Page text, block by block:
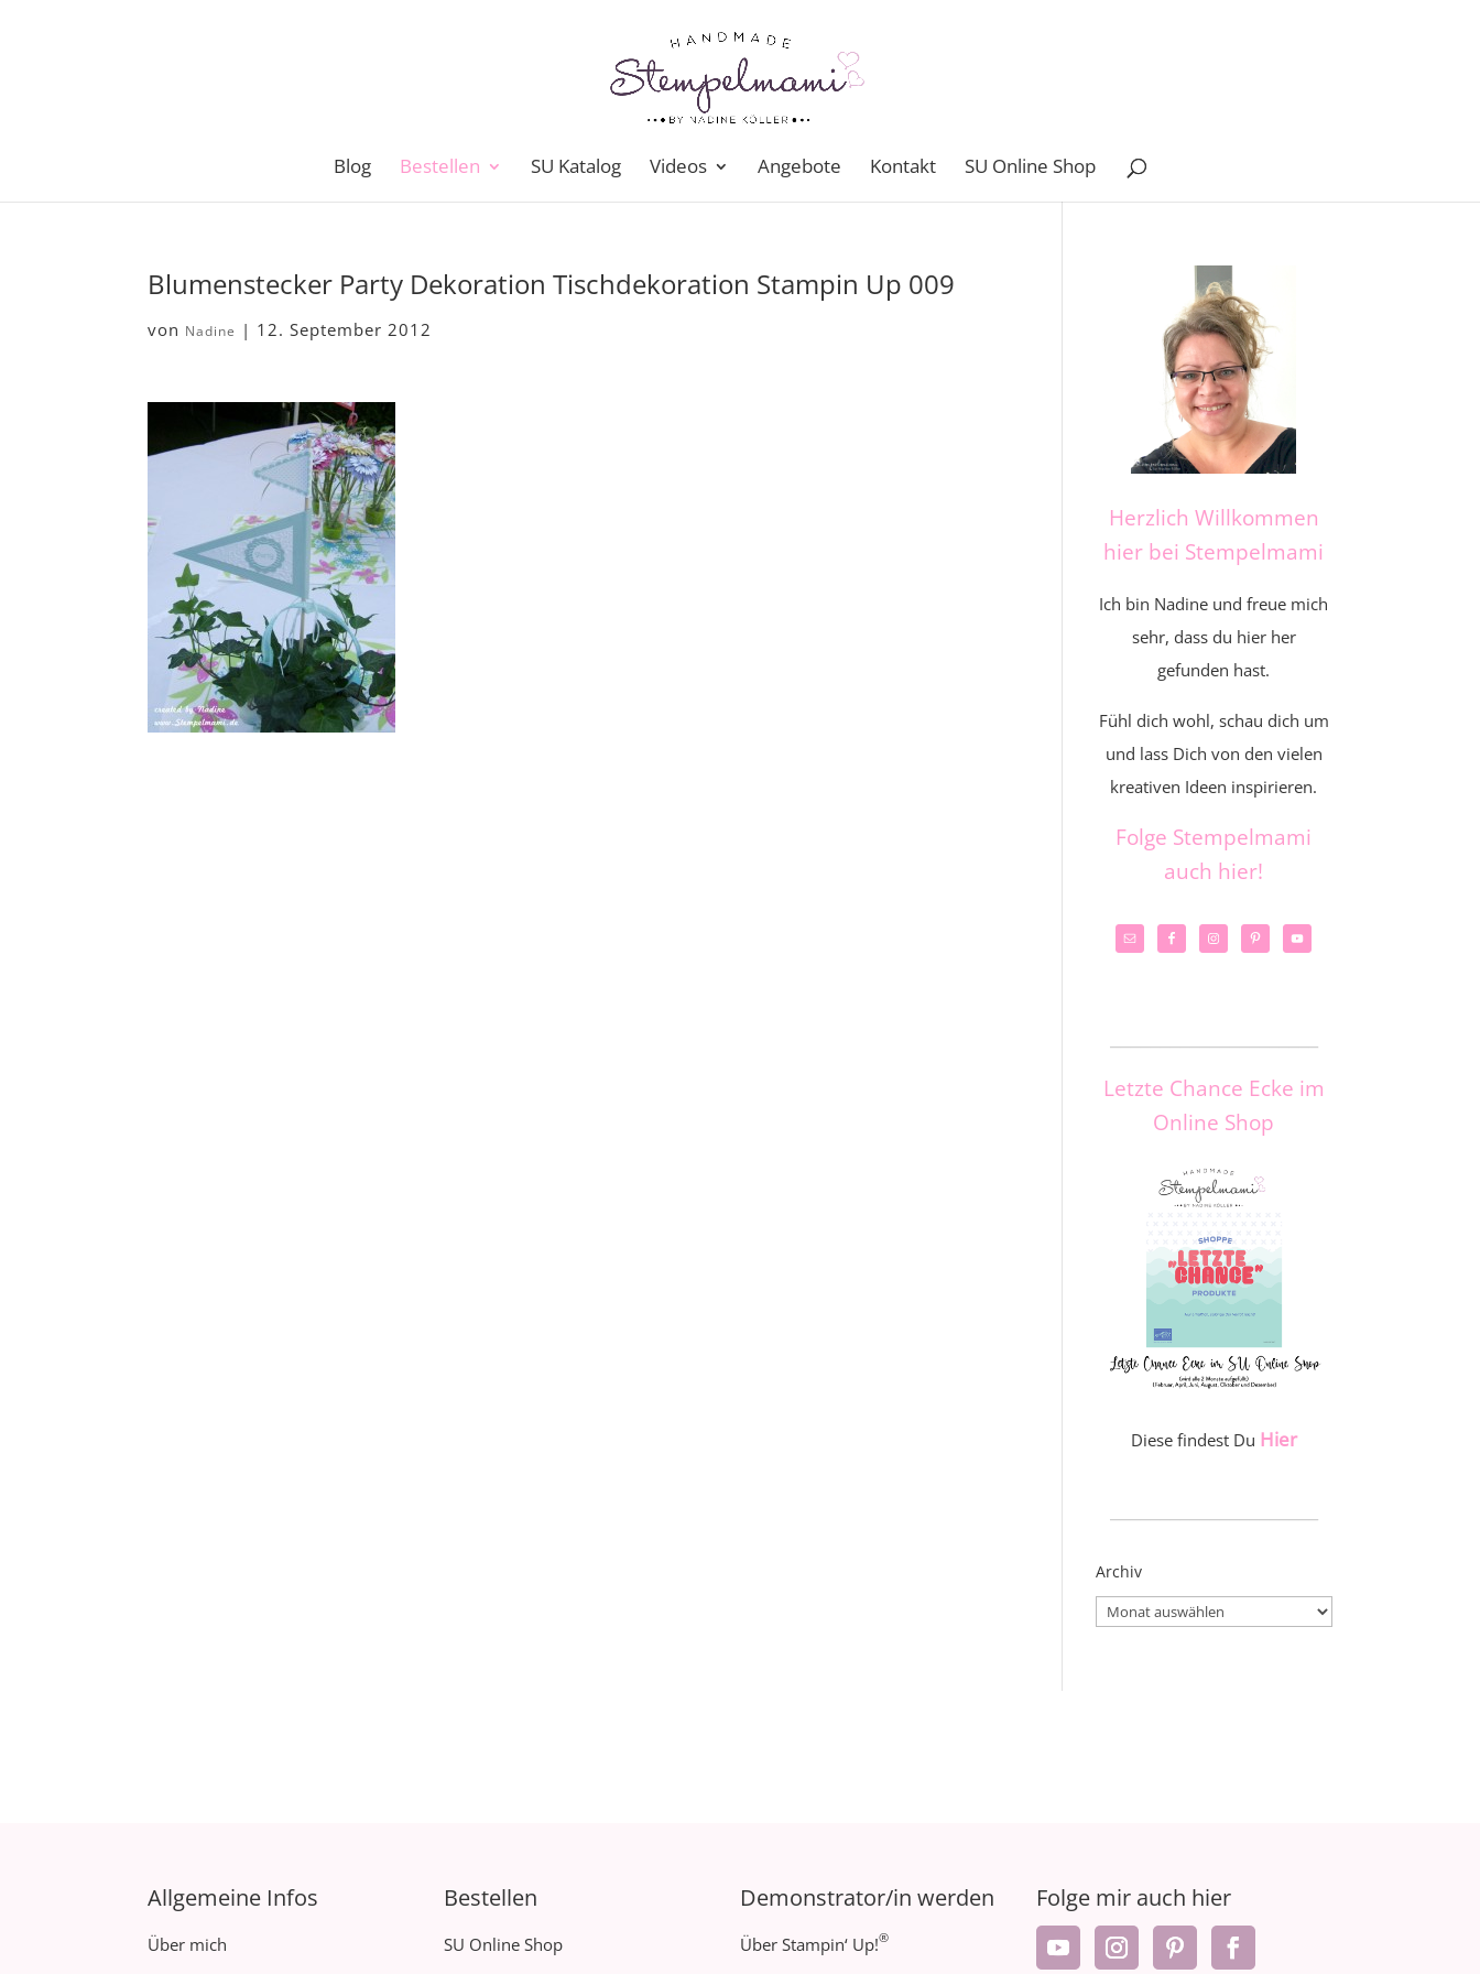
Blog Bestellen SU Katalog Videos Angebote Kontakt SU Online Shop
Blumenstecker Party Dekoration Tischdekoration Stampin Up 009
von Nadine | 12. September 2012
Herzlich Willkommen
hier bei Stempelmami
Ich bin Nadine und freue mich
sehr, dass du hier her
gefunden hast.
Fühl dich wohl, schau dich um
und lass Dich von den vielen
kreativen Ideen inspirieren.
Folge Stempelmami
auch hier!
Letzte Chance Ecke im
Online Shop
Diese findest Du Hier
Archiv
Archiv
Allgemeine Infos
Über mich
Bestellen
SU Online Shop
Demonstrator/in werden
Über Stampin‘ Up!®
Folge mir auch hier